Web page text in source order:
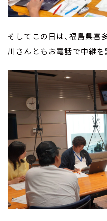
そしてこの日は、福島県喜
川さんともお電話で中継を